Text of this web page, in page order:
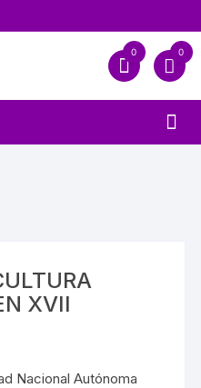
0 0
XVII
Nacional Autónoma